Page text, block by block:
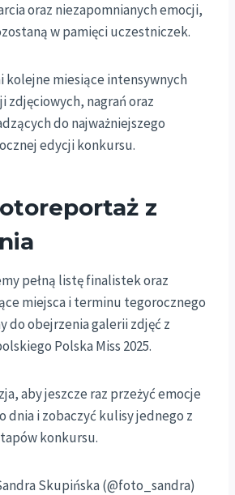
oraz niezapomnianych emocji,
w pamięci uczestniczek.
kolejne miesiące intensywnych
zdjęciowych, nagrań oraz
do najważniejszego
edycji konkursu.
z
pełną listę finalistek oraz
miejsca i terminu tegorocznego
do obejrzenia galerii zdjęć z
Polska Miss 2025.
aby jeszcze raz przeżyć emocje
dnia i zobaczyć kulisy jednego z
konkursu.
Skupińska (@foto_sandra)